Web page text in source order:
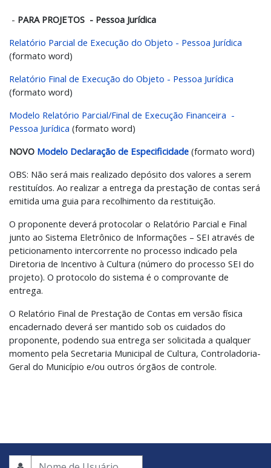
- PARA PROJETOS - Pessoa Jurídica
Relatório Parcial de Execução do Objeto - Pessoa Jurídica
(formato word)
Relatório Final de Execução do Objeto - Pessoa Jurídica
(formato word)
Modelo Relatório Parcial/Final de Execução Financeira -
Pessoa Jurídica (formato word)
NOVO Modelo Declaração de Especificidade (formato word)
OBS: Não será mais realizado depósito dos valores a serem
restituídos. Ao realizar a entrega da prestação de contas será
emitida uma guia para recolhimento da restituição.
O proponente deverá protocolar o Relatório Parcial e Final
junto ao Sistema Eletrônico de Informações – SEI através de
peticionamento intercorrente no processo indicado pela
Diretoria de Incentivo à Cultura (número do processo SEI do
projeto). O protocolo do sistema é o comprovante de
entrega.
O Relatório Final de Prestação de Contas em versão física
encadernado deverá ser mantido sob os cuidados do
proponente, podendo sua entrega ser solicitada a qualquer
momento pela Secretaria Municipal de Cultura, Controladoria-
Geral do Município e/ou outros órgãos de controle.